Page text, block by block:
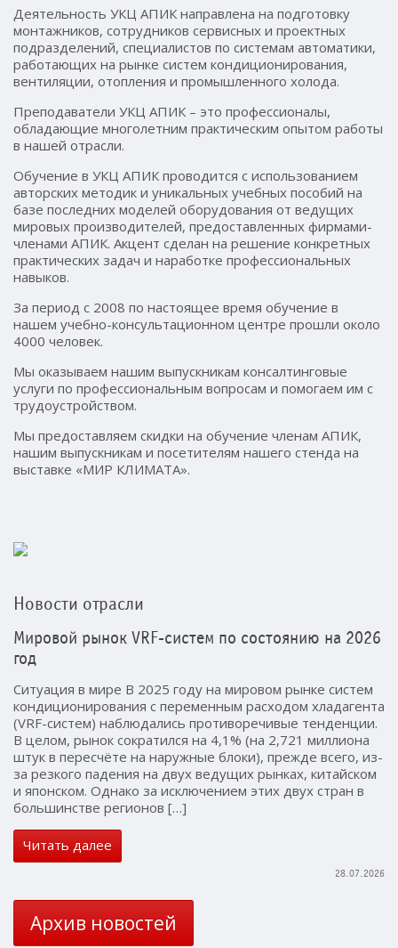
Деятельность УКЦ АПИК направлена на подготовку
монтажников, сотрудников сервисных и проектных
подразделений, специалистов по системам автоматики,
работающих на рынке систем кондиционирования,
вентиляции, отопления и промышленного холода.
Преподаватели УКЦ АПИК – это профессионалы,
обладающие многолетним практическим опытом работы
в нашей отрасли.
Обучение в УКЦ АПИК проводится с использованием
авторских методик и уникальных учебных пособий на
базе последних моделей оборудования от ведущих
мировых производителей, предоставленных фирмами-
членами АПИК. Акцент сделан на решение конкретных
практических задач и наработке профессиональных
навыков.
За период с 2008 по настоящее время обучение в
нашем учебно-консультационном центре прошли около
4000 человек.
Мы оказываем нашим выпускникам консалтинговые
услуги по профессиональным вопросам и помогаем им с
трудоустройством.
Мы предоставляем скидки на обучение членам АПИК,
нашим выпускникам и посетителям нашего стенда на
выставке «МИР КЛИМАТА».
Новости отрасли
Мировой рынок VRF-систем по состоянию на 2026
год
Ситуация в мире В 2025 году на мировом рынке систем
кондиционирования с переменным расходом хладагента
(VRF-систем) наблюдались противоречивые тенденции.
В целом, рынок сократился на 4,1% (на 2,721 миллиона
штук в пересчёте на наружные блоки), прежде всего, из-
за резкого падения на двух ведущих рынках, китайском
и японском. Однако за исключением этих двух стран в
большинстве регионов […]
Читать далее
28.07.2026
Архив новостей